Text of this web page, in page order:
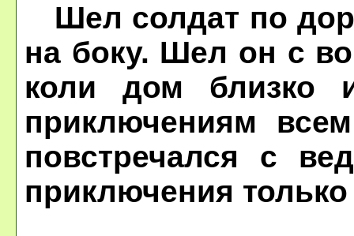
Шел солдат по
на боку. Шел он с
коли дом близко
приключениям
повстречался с
приключения